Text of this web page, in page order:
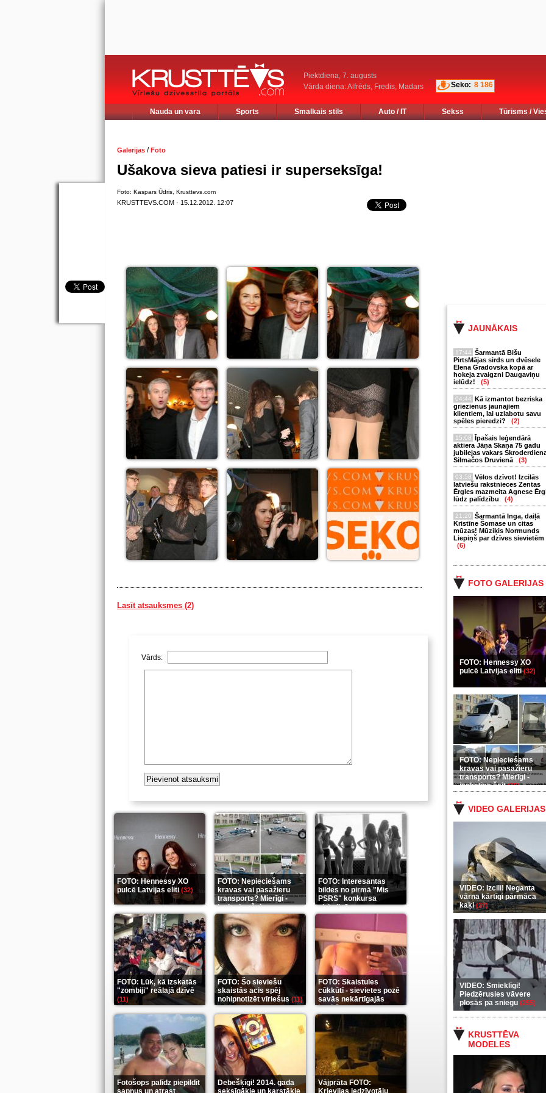
Piektdiena, 7. augusts
Vārda diena: Alfrēds, Fredis, Madars
Seko: 8 186
Nauda un vara Sports Smalkais stils Auto / IT Sekss Tūrisms /
JAUNĀKAIS
17:44 Šarmantā Bišu
PirtsMājas sirds un dvēsele
Elena Gradovska kopā ar
hokeja zvaigzni Daugaviņu
ielūdz!
(5)
04:44 Kā izmantot bezriska
griezienus jaunajiem
klientiem, lai uzlabotu savu
spēles pieredzi?
(2)
15:08 Īpašais leģendārā
aktiera Jāņa Skaņa 75 gadu
jubilejas vakars
Silmačos Druvienā
(3)
03:58 Vēlos dzīvot! Izcilās
latviešu rakstnieces Zentas
Ērgles mazmeita Agnese
lūdz palīdzību
(4)
21:20 Šarmantā Inga, daiļā
Kristīne Šomase un citas
mūzas! Mūziķis Normunds
Liepiņš par dzīves sievietēm
(6)
FOTO GALERIJAS
FOTO: Hennessy XO
pulcē Latvijas eliti(32)
FOTO: Nepieciešams
kravas vai pasažieru
transports? Mierīgi -
ieskaties šeit(35)
VIDEO GALERIJAS
VIDEO: Izcili! Neganta
vārna kārtīgi pārmāca
kaķi(37)
VIDEO: Smieklīgi!
Piedzērusies vāvere
plosās pa sniegu (255)
KRUSTTĒVA
MODELES
Galerijas /Foto
Ušakova sieva patiesi ir superseksīga!
Foto: Kaspars Ūdris, Krusttevs.com
KRUSTTEVS.COM · 15.12.2012. 12:07
Lasīt atsauksmes (2)
Vārds:
FOTO: Hennessy XO
pulcē Latvijas eliti(32)
FOTO: Nepieciešams
kravas vai pasažieru
transports? Mierīgi -
ieskaties šeit(35)
FOTO: Interesantas
bildes no pirmā "Mis
PSRS" konkursa
aizkulisēm(12)
FOTO: Lūk, kā izskatās
"zombiji" reālajā dzīvē
(11)
FOTO: Šo sieviešu
skaistās acis spēj
nohipnotizēt vīriešus (11)
FOTO: Skaistules
cūkkūtī - sievietes pozē
savās nekārtīgajās
istabās(12)
Fotošops palīdz piepildīt
sapņus un atrast
Debešķīgi! 2014. gada
seksīgākie un karstākie
Vājprāta FOTO:
Krievijas iedzīvotāju